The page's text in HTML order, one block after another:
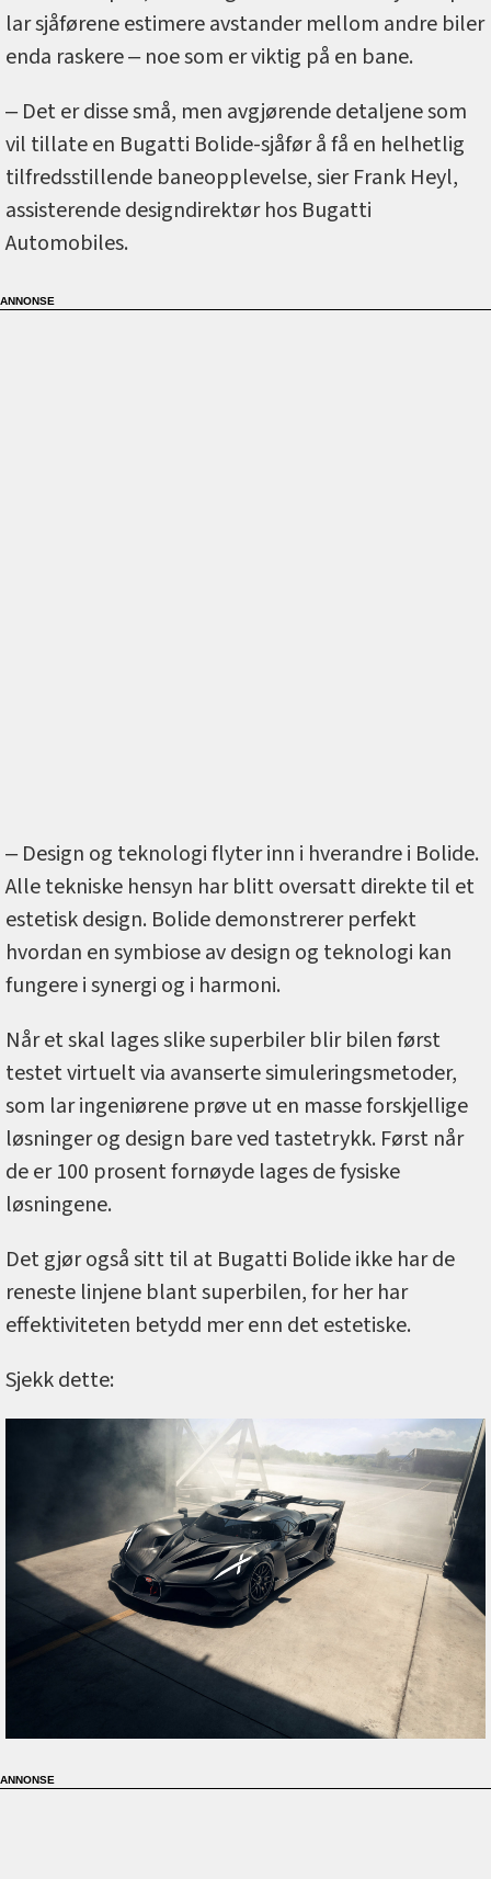
lar sjåførene estimere avstander mellom andre biler
enda raskere ‒ noe som er viktig på en bane.
‒ Det er disse små, men avgjørende detaljene som
vil tillate en Bugatti Bolide-sjåfør å få en helhetlig
tilfredsstillende baneopplevelse, sier Frank Heyl,
assisterende designdirektør hos Bugatti
Automobiles.
‒ Design og teknologi flyter inn i hverandre i Bolide.
Alle tekniske hensyn har blitt oversatt direkte til et
estetisk design. Bolide demonstrerer perfekt
hvordan en symbiose av design og teknologi kan
fungere i synergi og i harmoni.
Når et skal lages slike superbiler blir bilen først
testet virtuelt via avanserte simuleringsmetoder,
som lar ingeniørene prøve ut en masse forskjellige
løsninger og design bare ved tastetrykk. Først når
de er 100 prosent fornøyde lages de fysiske
løsningene.
Det gjør også sitt til at Bugatti Bolide ikke har de
reneste linjene blant superbilen, for her har
effektiviteten betydd mer enn det estetiske.
Sjekk dette: